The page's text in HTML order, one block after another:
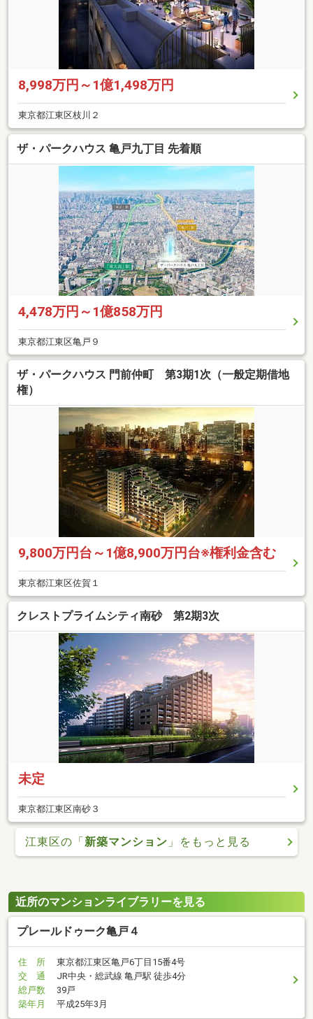
8,998万円～1億1,498万円
東京都江東区枝川２
ザ・パークハウス 亀戸九丁目 先着順
4,478万円～1億858万円
東京都江東区亀戸９
ザ・パークハウス 門前仲町 第3期1次（一般定期借地
権）
9,800万円台～1億8,900万円台※権利金含む
東京都江東区佐賀１
クレストプライムシティ南砂 第2期3次
未定
東京都江東区南砂３
江東区の「新築マンション 」をもっと見る
近所のマンションライブラリーを見る
プレールドゥーク亀戸４
住 所
東京都江東区亀戸6丁目15番4号
交 通
JR中央・総武線 亀戸駅 徒歩4分
総戸数
39戸
築年月
平成25年3月